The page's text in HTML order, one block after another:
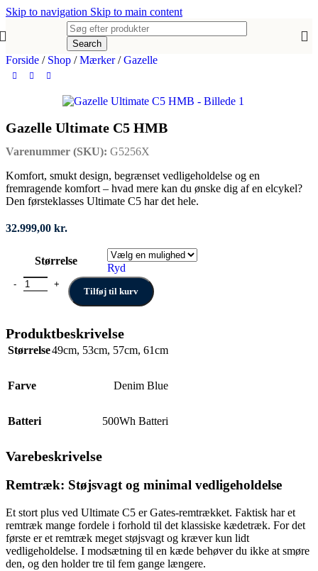
Skip to navigation Skip to main content
Search
Forside / Shop / Mærker/ Gazelle
Gazelle Ultimate C5 HMB
Varenummer (SKU): G5256X
Komfort, smukt design, begrænset vedligeholdelse og en
fremragende komfort – hvad mere kan du ønske dig af en elcykel?
Den førsteklasses Ultimate C5 har det hele.
32.999,00 kr.
Størrelse
Ryd
Gazelle Ultimate C5 HMB antal
Tilføj til kurv
Produktbeskrivelse
Størrelse49cm, 53cm, 57cm, 61cm
Farve Denim Blue
Batteri 500Wh Batteri
Varebeskrivelse
Remtræk: Støjsvagt og minimal vedligeholdelse
Et stort plus ved Ultimate C5 er Gates-remtrækket. Faktisk har et
remtræk mange fordele i forhold til det klassiske kædetræk. For det
første er et remtræk meget støjsvagt og kræver kun lidt
vedligeholdelse. I modsætning til en kæde behøver du ikke at smøre
den, og den holder tre til fem gange længere.